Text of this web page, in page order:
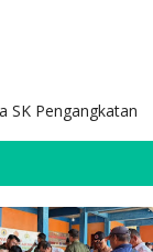
SK Pengangkatan